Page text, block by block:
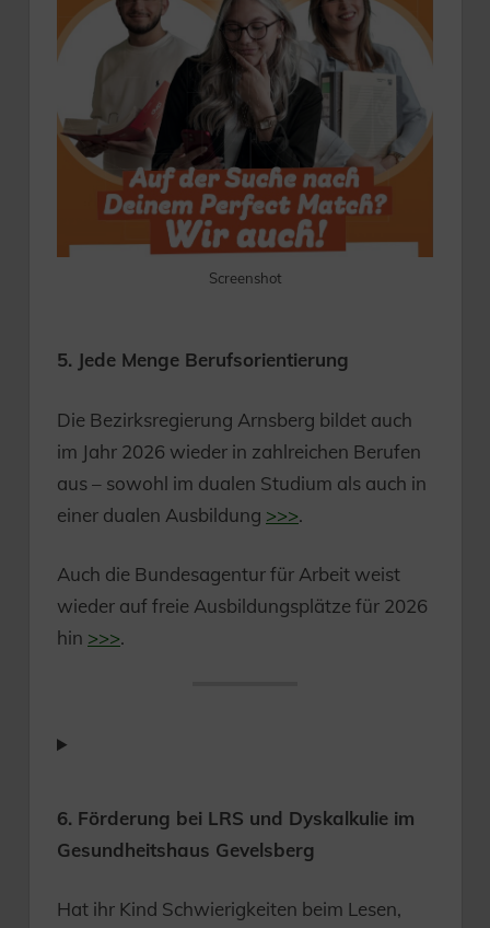
Screenshot
5. Jede Menge Berufsorientierung
Die Bezirksregierung Arnsberg bildet auch
im Jahr 2026 wieder in zahlreichen Berufen
aus – sowohl im dualen Studium als auch in
einer dualen Ausbildung >>>.
Auch die Bundesagentur für Arbeit weist
wieder auf freie Ausbildungsplätze für 2026
hin >>>.
6. Förderung bei LRS und Dyskalkulie im
Gesundheitshaus Gevelsberg
Hat ihr Kind Schwierigkeiten beim Lesen,